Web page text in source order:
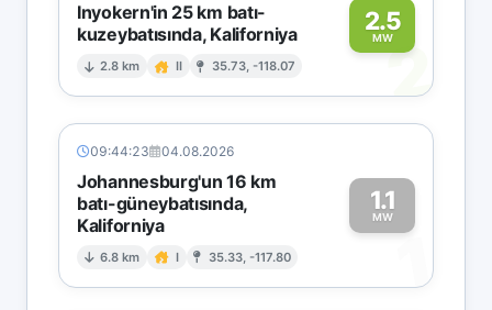
Inyokern'in 25 km batı-
kuzeybatısında, Kaliforniya
2.8 km II 35.73, -118.07
2.5
MW2
09:44:23 04.08.2026
Johannesburg'un 16 km
batı-güneybatısında,
Kaliforniya
6.8 km I 35.33, -117.80
1.1
MW
1